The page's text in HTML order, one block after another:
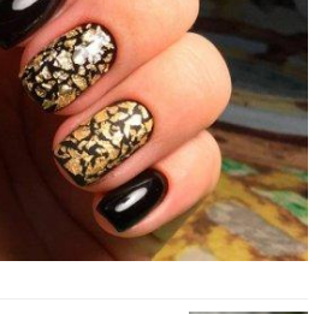
BEAUTÉ
DE VIE
ET FAMILLE